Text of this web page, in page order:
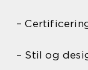
–
– Stil og